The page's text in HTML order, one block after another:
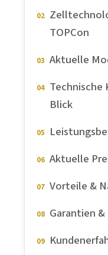
TOPCon
Aktuelle
Technische
Blick
Aktuelle
Vorteile &
Garantien